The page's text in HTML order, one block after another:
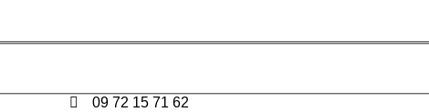
09 72 15 71 62